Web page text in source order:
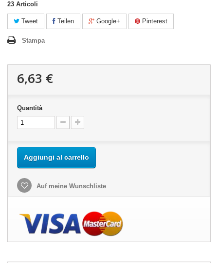
23 Articoli
Tweet Teilen Google+ Pinterest
Stampa
6,63 €
Quantità
Aggiungi al carrello
Auf meine Wunschliste